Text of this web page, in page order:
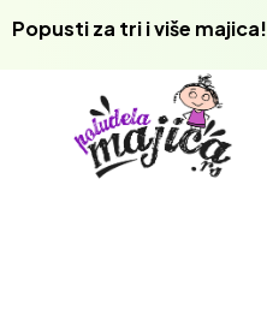
Popusti za tri i više majica!